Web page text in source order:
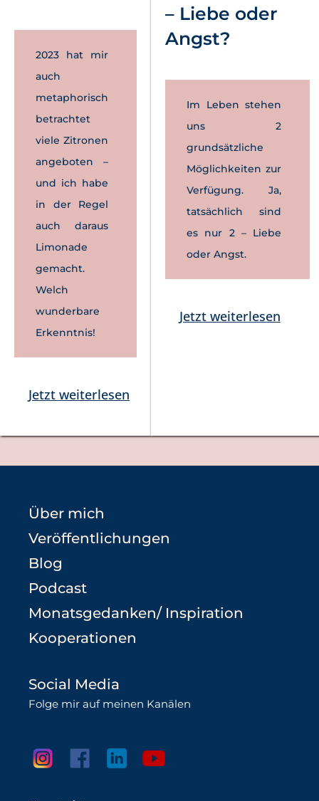
2023 hat mir
auch
metaphorisch
betrachtet
viele Zitronen
angeboten –
und ich habe
in der Regel
auch daraus
Limonade
gemacht.
Welch
wunderbare
Erkenntnis!
Jetzt weiterlesen
– Liebe oder
Angst?
Im Leben stehen
uns 2
grundsätzliche
Möglichkeiten zur
Verfügung. Ja,
tatsächlich sind
es nur 2 – Liebe
oder Angst.
Jetzt weiterlesen
Über mich
Veröffentlichungen
Blog
Podcast
Monatsgedanken/ Inspiration
Kooperationen
Social Media
Folge mir auf meinen Kanälen